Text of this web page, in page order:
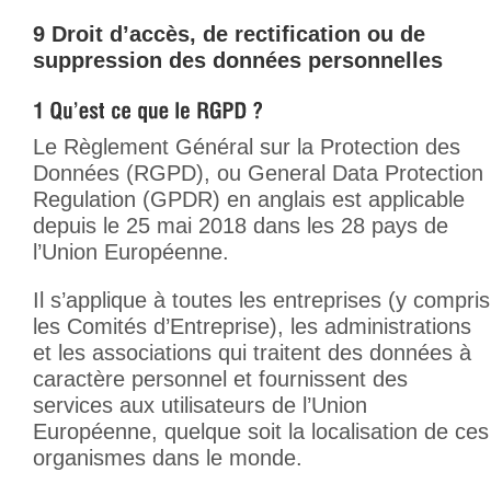
9 Droit d’accès, de rectification ou de
suppression des données personnelles
Le Règlement Général sur la Protection des
Données (RGPD), ou General Data Protection
Regulation (GPDR) en anglais est applicable
depuis le 25 mai 2018 dans les 28 pays de
l’Union Européenne.
Il s’applique à toutes les entreprises (y compris
les Comités d’Entreprise), les administrations
et les associations qui traitent des données à
caractère personnel et fournissent des
services aux utilisateurs de l’Union
Européenne, quelque soit la localisation de ces
organismes dans le monde.